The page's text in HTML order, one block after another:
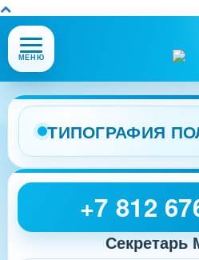
Открыть
или
меню
сайта
МЕНЮ
ТИПОГРАФИЯ
+7 812
Секретарь